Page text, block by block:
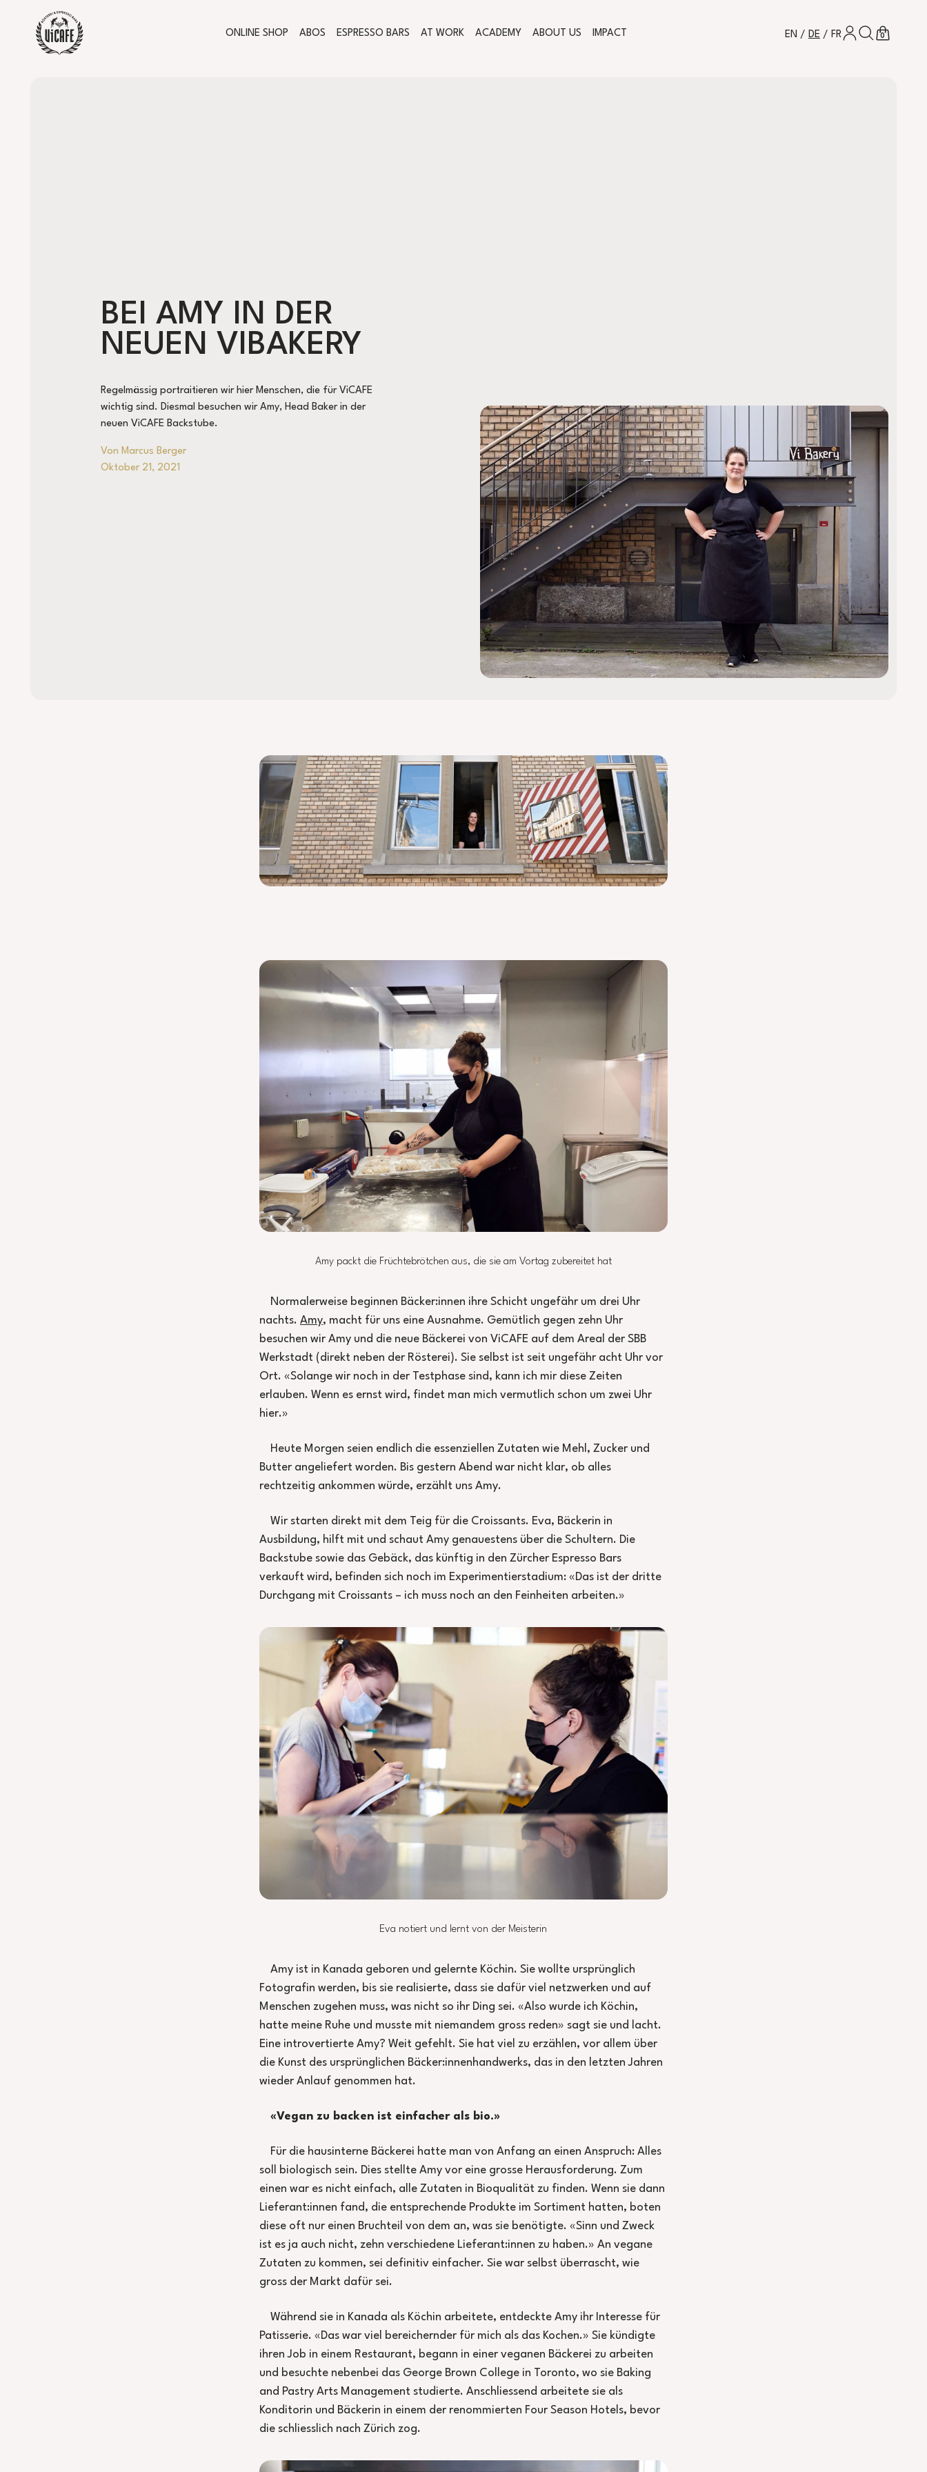
ONLINE SHOP ABOS ESPRESSO BARS AT WORK ACADEMY ABOUT US IMPACT EN / DE / FREINLOGGEN
SUCHEN
0
BEI AMY IN DER
NEUEN VIBAKERY
Regelmässig portraitieren wir hier Menschen, die für ViCAFE
wichtig sind. Diesmal besuchen wir Amy, Head Baker in der
neuen ViCAFE Backstube.
Von Marcus Berger
Oktober 21, 2021
Amy packt die Früchtebrötchen aus, die sie am Vortag zubereitet hat
Normalerweise beginnen Bäcker:innen ihre Schicht ungefähr um drei Uhr
nachts. Amy, macht für uns eine Ausnahme. Gemütlich gegen zehn Uhr
besuchen wir Amy und die neue Bäckerei von ViCAFE auf dem Areal der SBB
Werkstadt (direkt neben der Rösterei). Sie selbst ist seit ungefähr acht Uhr vor
Ort. «Solange wir noch in der Testphase sind, kann ich mir diese Zeiten
erlauben. Wenn es ernst wird, findet man mich vermutlich schon um zwei Uhr
hier.»
Heute Morgen seien endlich die essenziellen Zutaten wie Mehl, Zucker und
Butter angeliefert worden. Bis gestern Abend war nicht klar, ob alles
rechtzeitig ankommen würde, erzählt uns Amy.
Wir starten direkt mit dem Teig für die Croissants. Eva, Bäckerin in
Ausbildung, hilft mit und schaut Amy genauestens über die Schultern. Die
Backstube sowie das Gebäck, das künftig in den Zürcher Espresso Bars
verkauft wird, befinden sich noch im Experimentierstadium: «Das ist der dritte
Durchgang mit Croissants – ich muss noch an den Feinheiten arbeiten.»
Eva notiert und lernt von der Meisterin
Amy ist in Kanada geboren und gelernte Köchin. Sie wollte ursprünglich
Fotografin werden, bis sie realisierte, dass sie dafür viel netzwerken und auf
Menschen zugehen muss, was nicht so ihr Ding sei. «Also wurde ich Köchin,
hatte meine Ruhe und musste mit niemandem gross reden» sagt sie und lacht.
Eine introvertierte Amy? Weit gefehlt. Sie hat viel zu erzählen, vor allem über
die Kunst des ursprünglichen Bäcker:innenhandwerks, das in den letzten Jahren
wieder Anlauf genommen hat.
«Vegan zu backen ist einfacher als bio.»
Für die hausinterne Bäckerei hatte man von Anfang an einen Anspruch: Alles
soll biologisch sein. Dies stellte Amy vor eine grosse Herausforderung. Zum
einen war es nicht einfach, alle Zutaten in Bioqualität zu finden. Wenn sie dann
Lieferant:innen fand, die entsprechende Produkte im Sortiment hatten, boten
diese oft nur einen Bruchteil von dem an, was sie benötigte. «Sinn und Zweck
ist es ja auch nicht, zehn verschiedene Lieferant:innen zu haben.» An vegane
Zutaten zu kommen, sei definitiv einfacher. Sie war selbst überrascht, wie
gross der Markt dafür sei.
Während sie in Kanada als Köchin arbeitete, entdeckte Amy ihr Interesse für
Patisserie. «Das war viel bereichernder für mich als das Kochen.» Sie kündigte
ihren Job in einem Restaurant, begann in einer veganen Bäckerei zu arbeiten
und besuchte nebenbei das George Brown College in Toronto, wo sie Baking
and Pastry Arts Management studierte. Anschliessend arbeitete sie als
Konditorin und Bäckerin in einem der renommierten Four Season Hotels, bevor
die schliesslich nach Zürich zog.